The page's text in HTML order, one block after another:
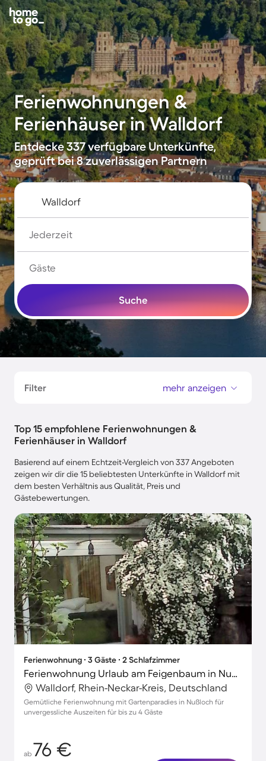
Ferienwohnungen &
Ferienhäuser in Walldorf
Entdecke 337 verfügbare Unterkünfte,
geprüft bei 8 zuverlässigen Partnern
Jederzeit
Gäste
Suche
Filter mehr anzeigen
Top 15 empfohlene Ferienwohnungen &
Ferienhäuser in Walldorf
Basierend auf einem Echtzeit-Vergleich von 337 Angeboten
zeigen wir dir die 15 beliebtesten Unterkünfte in Walldorf mit
dem besten Verhältnis aus Qualität, Preis und
Gästebewertungen.
Ferienwohnung ∙ 3 Gäste ∙ 2 Schlafzimmer
Ferienwohnung Urlaub am Feigenbaum in Nußloch
Walldorf, Rhein-Neckar-Kreis, Deutschland
Gemütliche Ferienwohnung mit Gartenparadies in Nußloch für
unvergessliche Auszeiten für bis zu 4 Gäste
ab 76 €